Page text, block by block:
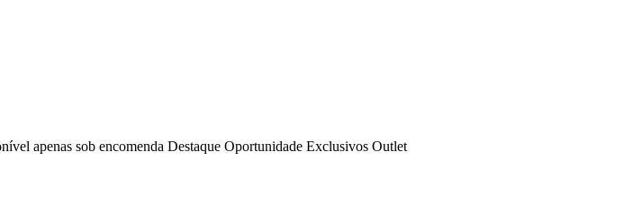
apenas sob encomenda Destaque Oportunidade Exclusivos Outlet